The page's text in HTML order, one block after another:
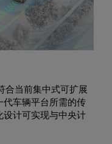
合当前集中式可扩展
代车辆平台所需的传
设计可实现与中央计